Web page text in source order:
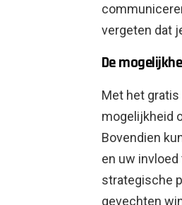
vergeten dat
De
Met het gratis
mogelijkheid
Bovendien
en uw
strategische
gevechten